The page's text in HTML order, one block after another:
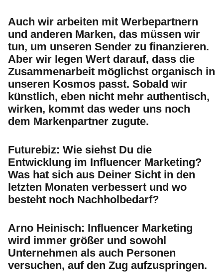
Auch wir arbeiten mit Werbepartnern
und anderen Marken, das müssen wir
tun, um unseren Sender zu finanzieren.
Aber wir legen Wert darauf, dass die
Zusammenarbeit möglichst organisch in
unseren Kosmos passt. Sobald wir
künstlich, eben nicht mehr authentisch,
wirken, kommt das weder uns noch
dem Markenpartner zugute.
Futurebiz: Wie siehst Du die
Entwicklung im Influencer Marketing?
Was hat sich aus Deiner Sicht in den
letzten Monaten verbessert und wo
besteht noch Nachholbedarf?
Arno Heinisch: Influencer Marketing
wird immer größer und sowohl
Unternehmen als auch Personen
versuchen, auf den Zug aufzuspringen.